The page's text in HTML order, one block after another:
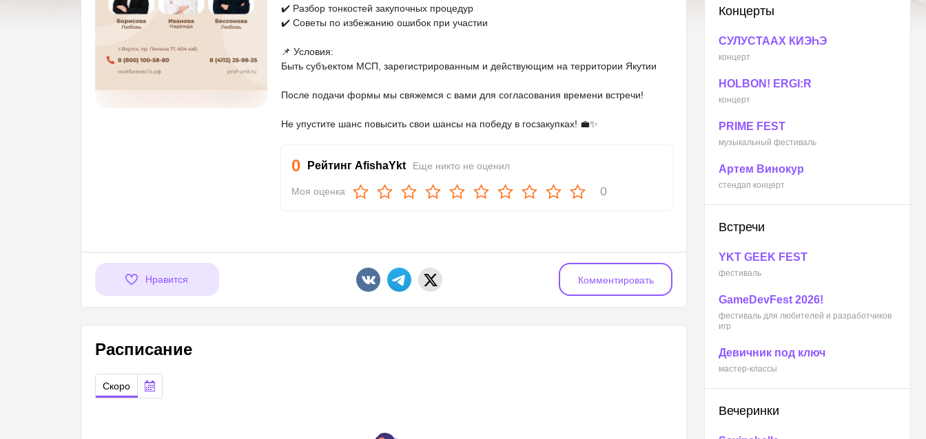
✔️ Разбор тонкостей закупочных процедур
✔️ Советы по избежанию ошибок при участии
📌 Условия:
Быть субъектом МСП, зарегистрированным и действующим на территории Якутии
После подачи формы мы свяжемся с вами для согласования времени встречи!
Не упустите шанс повысить свои шансы на победу в госзакупках! 💼✨
0 Рейтинг AfishaYkt Еще никто не оценил
Моя оценка 0
Нравится Комментировать
Расписание
Скоро
Концерты
СУЛУСТААХ КИЭҺЭ
концерт
HOLBON! ERGI:R
концерт
PRIME FEST
музыкальный фестиваль
Артем Винокур
стендап концерт
Встречи
YKT GEEK FEST
фестиваль
GameDevFest 2026!
фестиваль для любителей и разработчиков
игр
Девичник под ключ
мастер-классы
Вечеринки